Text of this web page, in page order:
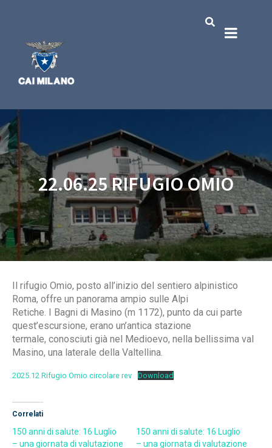
22.06.25 RIFUGIO OMIO
Il rifugio Omio, posto all’inizio del sentiero alpinistico
Roma, offre un panorama ampio sulle Alpi
Retiche. I Bagni di Masino (m 1172), punto da cui parte
quest’escursione, erano un’antica stazione
termale, conosciuti già nel Medioevo, nella bellissima val
Masino, una laterale della Valtellina.
2025.12 Rifugio Omio circolare rev Download
Correlati
150 anni di salute: 16 Luglio
– una giornata di valutazione
150 anni di salute: 16 Luglio
– una giornata di valutazione